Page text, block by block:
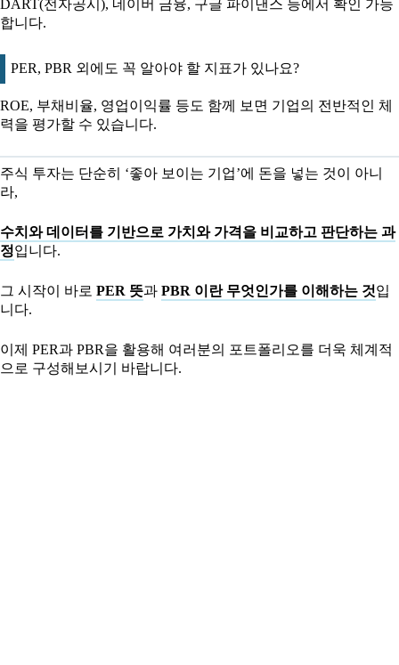
DART(전자공시), 네이버 금융, 구글 파이낸스 등에서 확인 가능
합니다.
PER, PBR 외에도 꼭 알아야 할 지표가 있나요?
ROE, 부채비율, 영업이익률 등도 함께 보면 기업의 전반적인 체
력을 평가할 수 있습니다.
주식 투자는 단순히 ‘좋아 보이는 기업’에 돈을 넣는 것이 아니
라,
수치와 데이터를 기반으로 가치와 가격을 비교하고 판단하는 과
정입니다.
그 시작이 바로 PER 뜻과 PBR 이란 무엇인가를 이해하는 것입
니다.
이제 PER과 PBR을 활용해 여러분의 포트폴리오를 더욱 체계적
으로 구성해보시기 바랍니다.